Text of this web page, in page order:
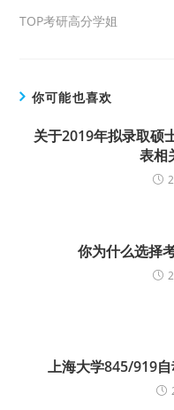
TOP考研高分学姐
你可能也喜欢
关于2019年拟录取硕
表相
你为什么选择
上海大学845/919